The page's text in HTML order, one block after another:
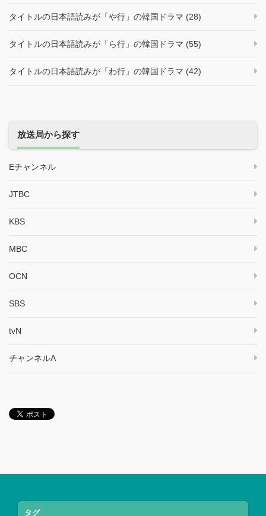
タイトルの日本語読みが「や行」の韓国ドラマ (28)
タイトルの日本語読みが「ら行」の韓国ドラマ (55)
タイトルの日本語読みが「わ行」の韓国ドラマ (42)
放送局から探す
Eチャンネル
JTBC
KBS
MBC
OCN
SBS
tvN
チャンネルA
タグ